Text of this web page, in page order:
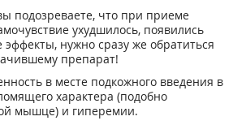
подозреваете, что при приеме
ухудшилось, появились
эффекты, нужно сразу же обратиться
препарат!
в месте подкожного введения в
характера (подобно
мышце) и гиперемии.